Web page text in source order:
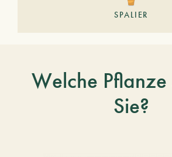
SPALIER
Welche Pflanze
Sie?